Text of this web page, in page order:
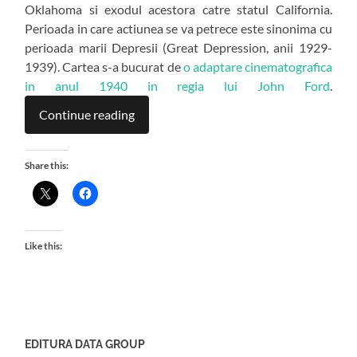
Oklahoma si exodul acestora catre statul California.
Perioada in care actiunea se va petrece este sinonima cu
perioada marii Depresii (Great Depression, anii 1929-
1939). Cartea s-a bucurat deo adaptare cinematografica
in anul 1940 in regia lui John Ford.
Continue reading
Share this:
Like this:
EDITURA DATA GROUP